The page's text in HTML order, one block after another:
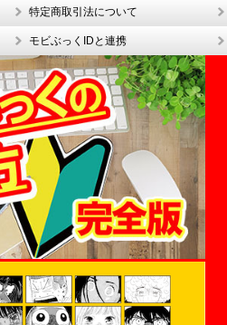
特定商取引法について
モビぶっくIDと連携